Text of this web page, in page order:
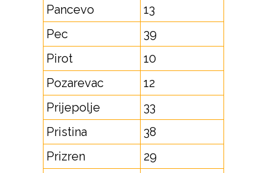
Pancevo
13
Pec
39
Pirot
10
Pozarevac
12
Prijepolje
33
Pristina
38
Prizren
29